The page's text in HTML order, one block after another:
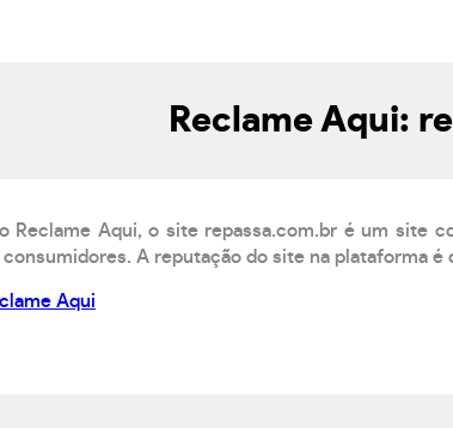
Reclame Aqui:
Reclame Aqui, o site repassa.com.br é um site
consumidores. A reputação do site na plataforma é
Aqui